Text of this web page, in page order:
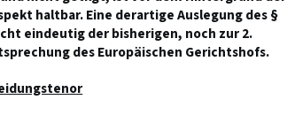
haltbar. Eine derartige Auslegung des §
eindeutig der bisherigen, noch zur 2.
des Europäischen Gerichtshofs.